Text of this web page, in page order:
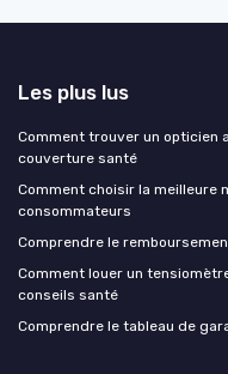
Les plus lus
Comment trouver un opticien
couverture santé
Comment choisir la meilleure
consommateurs
Comprendre le
Comment louer un
conseils santé
Comprendre le tableau de